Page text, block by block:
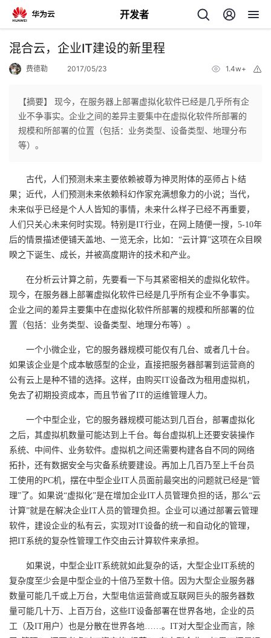
开发者
返
个
主
页
的
开
发
者
我
的
博
我
的
坛
我
圈
子
的
直
播
我
的
活
动
我
的
关
我
的
开
发
者
堂
的
课
程
我
的
认
证
我
的
实
我
的
藏
我
的
Programs
我
的
支
我
技
术
支
持
的
云
声
建
混合云，企业IT建设的新里程
费德勒 2017/05/23 1.4w+
【摘要】 现今，在服务器上部署虚拟化软件已经是几乎所有企
业不争事实。企业之间的差异主要集中在虚拟化软件所部署的
规模和所部署的位置（包括：业务类型、设备类型、地理分布
等）。
古代，人们预测未来主要依赖被尊为神灵附体的巫师占卜结
果；近代，人们预测未来依赖科幻作家充满想象力的小说；当代，
未来似乎已经是个人人皆知的事情，未来什么样子已经不再重要，
人们只关心未来何时实现。特别是IT行业，在网上随便一搜，5-10年
后的情景描述便铺天盖地、一览无余，比如：“云计算”这项在众目睽
睽之下诞生、成长，并被高度期许的技术和产业。
在分析云计算之前，先要看一下与其紧密相关的虚拟化软件。
现今，在服务器上部署虚拟化软件已经是几乎所有企业不争事实。
企业之间的差异主要集中在虚拟化软件所部署的规模和所部署的位
置（包括：业务类型、设备类型、地理分布等）。
一个小微企业，它的服务器规模可能仅有几台、或者几十台。
如果该企业是个成本敏感型的企业，直接把服务器部署到运营商的
公有云上是种不错的选择。这样，由购买IT设备改为租用虚拟机，
免去了初期投资成本，而且节省了IT的运维管理人力。
一个中型企业，它的服务器规模可能达到几百台，部署虚拟化
之后，其虚拟机数量可能达到上千台。每台虚拟机上还要安装操作
系统、中间件、业务软件。虚拟机之间还需要构建各自不同的网络
拓扑，还有数据安全与灾备系统要建设。再加上几百乃至上千台员
工使用的PC机，摆在中型企业IT人员面前最突出的问题就已经是“管
理”了。如果说“虚拟化”是在增加企业IT人员管理负担的话，那么“云
计算”就是在解决企业IT人员的管理负担。企业可以通过部署云管理
软件，建设企业的私有云，实现对IT设备的统一和自动化的管理，
把IT系统的复杂性管理工作交由云计算软件来承担。
如果说，中型企业IT系统就如此复杂的话，大型企业IT系统的
复杂度至少会是中型企业的十倍乃至数十倍。因为大型企业服务器
数量可能几千或上万台，大型电信运营商或互联网巨头的服务器数
量可能几十万、上百万台，这些IT设备部署在世界各地，企业的员
工（及IT用户）也是分散在世界各地……。IT对大型企业而言，除